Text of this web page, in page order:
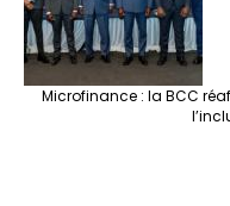
Microfinance : la BCC